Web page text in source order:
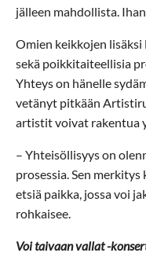
jälleen mahdollista.
Omien keikkojen
sekä poikkitaiteellisia
Yhteys on hänelle
vetänyt pitkään
artistit voivat rakentua
– Yhteisöllisyys on
prosessia. Sen
etsiä paikka, jossa voi
rohkaisee.
Voi taivaan vallat -